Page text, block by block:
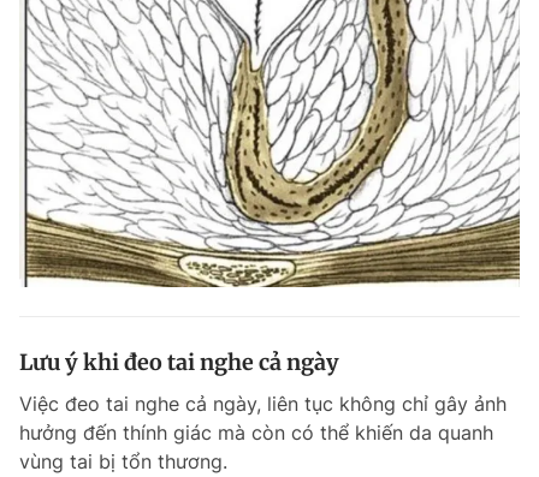
Lưu ý khi đeo tai nghe cả ngày
Việc đeo tai nghe cả ngày, liên tục không chỉ gây ảnh
hưởng đến thính giác mà còn có thể khiến da quanh
vùng tai bị tổn thương.